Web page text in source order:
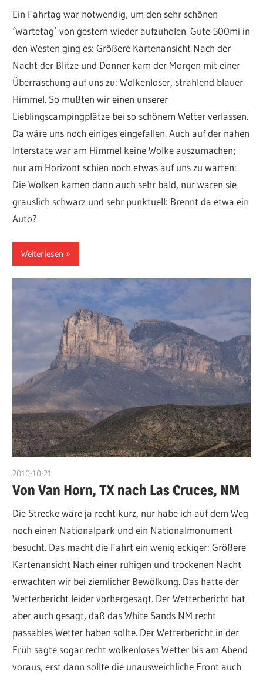
Ein Fahrtag war notwendig, um den sehr schönen
‘Wartetag’ von gestern wieder aufzuholen. Gute 500mi in
den Westen ging es: Größere Kartenansicht Nach der
Nacht der Blitze und Donner kam der Morgen mit einer
Überraschung auf uns zu: Wolkenloser, strahlend blauer
Himmel. So mußten wir einen unserer
Lieblingscampingplätze bei so schönem Wetter verlassen.
Da wäre uns noch einiges eingefallen. Auch auf der nahen
Interstate war am Himmel keine Wolke auszumachen;
nur am Horizont schien noch etwas auf uns zu warten:
Die Wolken kamen dann auch sehr bald, nur waren sie
grauslich schwarz und sehr punktuell: Brennt da etwa ein
Auto?
Weiterlesen
2010-10-21
Von Van Horn, TX nach Las Cruces, NM
Die Strecke wäre ja recht kurz, nur habe ich auf dem Weg
noch einen Nationalpark und ein Nationalmonument
besucht. Das macht die Fahrt ein wenig eckiger: Größere
Kartenansicht Nach einer ruhigen und trockenen Nacht
erwachten wir bei ziemlicher Bewölkung. Das hatte der
Wetterbericht leider vorhergesagt. Der Wetterbericht hat
aber auch gesagt, daß das White Sands NM recht
passables Wetter haben sollte. Der Wetterbericht in der
Früh sagte sogar recht wolkenloses Wetter bis am Abend
voraus, erst dann sollte die unausweichliche Front auch